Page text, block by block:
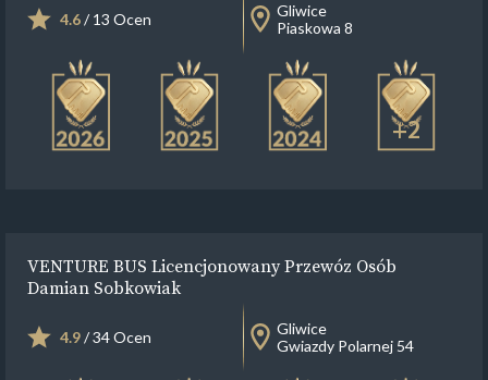
4.6/ 13 Ocen
Gliwice
Piaskowa 8
+2
VENTURE BUS Licencjonowany Przewóz Osób
Damian Sobkowiak
4.9/ 34 Ocen
Gliwice
Gwiazdy Polarnej 54